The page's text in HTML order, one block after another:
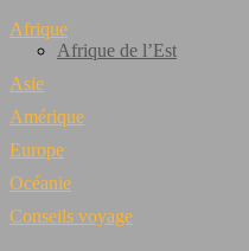
Afrique
Afrique de l’Est
Asie
Amérique
Europe
Océanie
Conseils voyage